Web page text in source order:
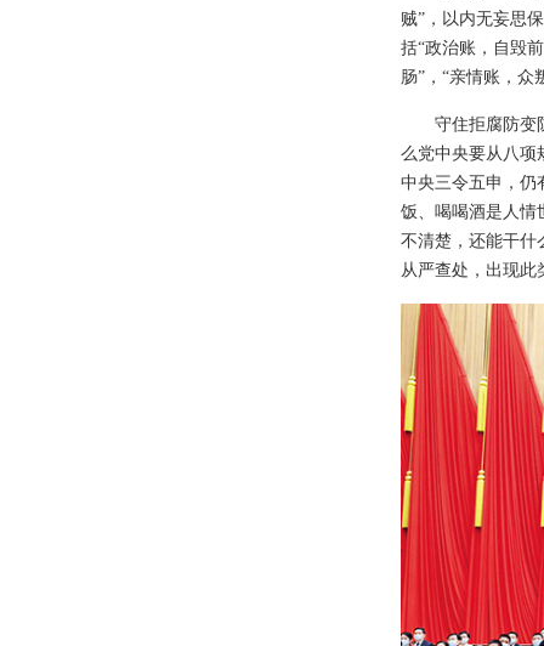
贼”，以内无妄思
括“政治账，自毁
肠”，“亲情账，众
守住拒腐防变
么党中央要从八项
中央三令五申，仍
饭、喝喝酒是人情
不清楚，还能干什
从严查处，出现